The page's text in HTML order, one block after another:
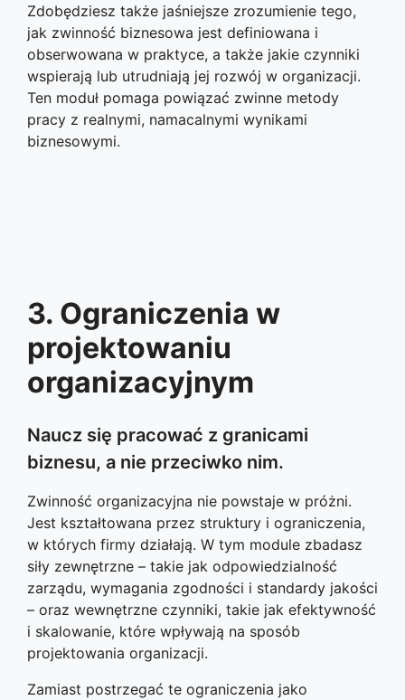
Zdobędziesz także jaśniejsze zrozumienie tego,
jak zwinność biznesowa jest definiowana i
obserwowana w praktyce, a także jakie czynniki
wspierają lub utrudniają jej rozwój w organizacji.
Ten moduł pomaga powiązać zwinne metody
pracy z realnymi, namacalnymi wynikami
biznesowymi.
3. Ograniczenia w
projektowaniu
organizacyjnym
Naucz się pracować z granicami
biznesu, a nie przeciwko nim.
Zwinność organizacyjna nie powstaje w próżni.
Jest kształtowana przez struktury i ograniczenia,
w których firmy działają. W tym module zbadasz
siły zewnętrzne – takie jak odpowiedzialność
zarządu, wymagania zgodności i standardy jakości
– oraz wewnętrzne czynniki, takie jak efektywność
i skalowanie, które wpływają na sposób
projektowania organizacji.
Zamiast postrzegać te ograniczenia jako